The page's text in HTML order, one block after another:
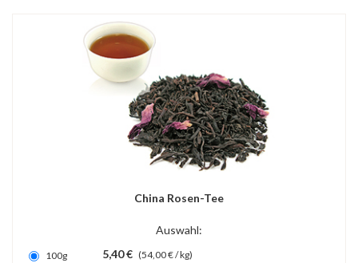
China Rosen-Tee
Auswahl:
100g 5,40 € (54,00 € / kg)